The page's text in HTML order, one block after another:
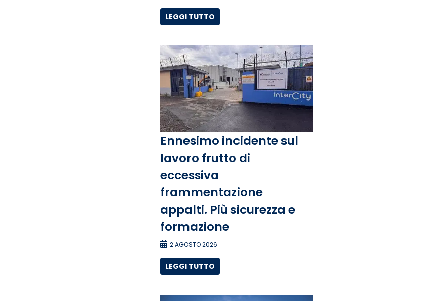
LEGGI TUTTO
Ennesimo incidente sul
lavoro frutto di
eccessiva
frammentazione
appalti. Più sicurezza e
formazione
2 AGOSTO 2026
LEGGI TUTTO